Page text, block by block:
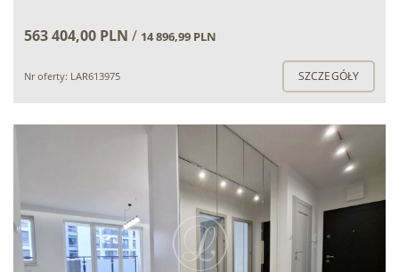
563 404,00 PLN / 14 896,99 PLN
Nr oferty: LAR613975 SZCZEGÓŁY